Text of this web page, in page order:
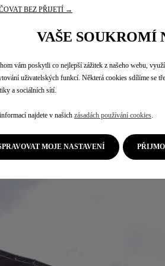
solidním týmovým výsledkem
důležitých bodů. Jsem
PENSKE, ale mám pocit, že se
v této trajektorii a posunout se
BEZ PŘIJETÍ →
VAŠE SOUKROMÍ
vám poskytli co nejlepší zážitek z našeho webu,
uživatelských funkcí. Některá cookies sdílíme se
a sociálních sítí.
najdete v našich zásadách používání cookies.
SPRAVOVAT MOJE NASTAVENÍ